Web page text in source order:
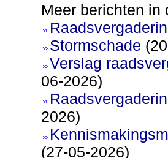
Meer berichten in
Stormschade
Verslag
06-2026)
2026)
(27-05-2026)